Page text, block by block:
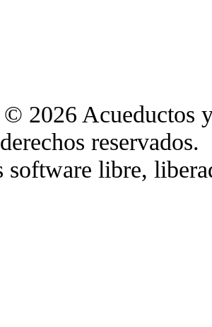
2026 Acueductos
reservados.
software libre,